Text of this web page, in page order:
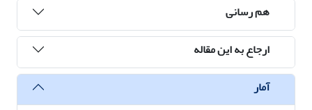
هم رسانی
ارجاع به این مقاله
آمار